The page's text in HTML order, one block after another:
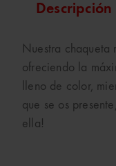
Descripción
Nuestra
ofreciendo la
lleno de color,
que se os
ella!